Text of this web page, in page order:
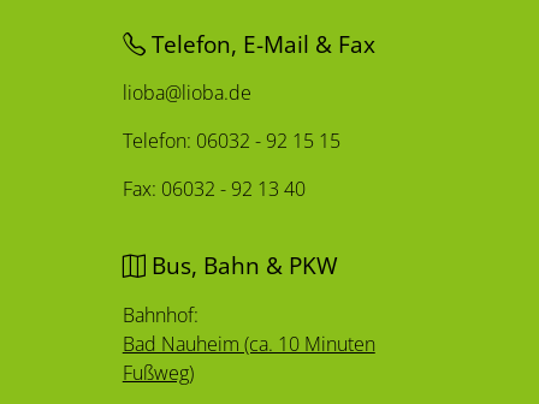
Telefon, E-Mail & Fax
lioba@lioba.de
Telefon: 06032 - 92 15 15
Fax: 06032 - 92 13 40
Bus, Bahn & PKW
Bahnhof:
Bad Nauheim (ca. 10 Minuten
Fußweg)